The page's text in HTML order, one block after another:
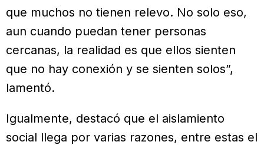
que muchos no tienen relevo. No solo eso,
aun cuando puedan tener personas
cercanas, la realidad es que ellos sienten
que no hay conexión y se sienten solos”,
lamentó.
Igualmente, destacó que el aislamiento
social llega por varias razones, entre estas el